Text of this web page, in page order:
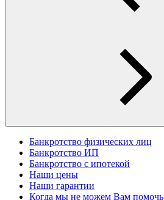
Банкротство физических лиц
Банкротство ИП
Банкротство с ипотекой
Наши цены
Наши гарантии
Когда мы не можем Вам помочь